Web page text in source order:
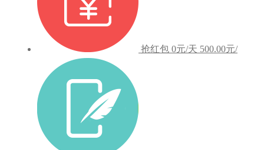
抢红包 0元/天 500.00元/